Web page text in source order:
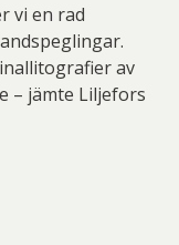
vi en rad
av
– jämte Liljefors